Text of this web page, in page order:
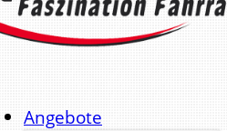
Angebote